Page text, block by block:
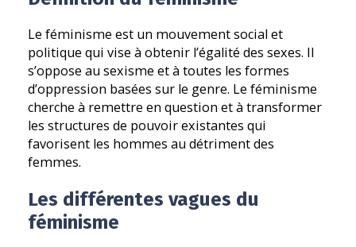
Le féminisme est un mouvement social et
politique qui vise à obtenir l’égalité des sexes. Il
s’oppose au sexisme et à toutes les formes
d’oppression basées sur le genre. Le féminisme
cherche à remettre en question et à transformer
les structures de pouvoir existantes qui
favorisent les hommes au détriment des
femmes.
Les différentes vagues du
féminisme